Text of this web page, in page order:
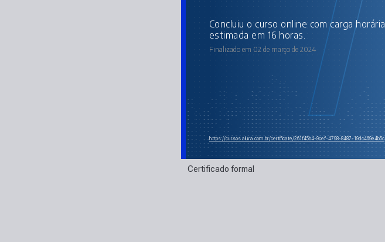
concluiu o curso online com carga horária
estimada em 16 horas.
Finalizado em 02 de março de 2024
https://cursos.alura.com.br/certificate/261f45b4-9cef-4798-8487-19dc469e4b5c
Certificado formal